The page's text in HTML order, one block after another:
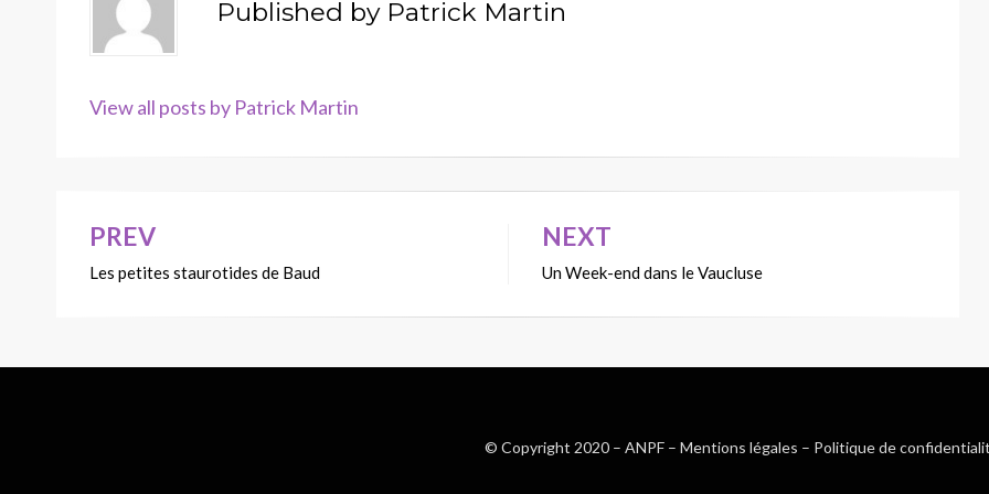
Published by Patrick Martin
View all posts by Patrick Martin
Navigation
de
PREV
Les petites staurotides de Baud
NEXT
Un Week-end dans le Vaucluse
© Copyright 2020 – ANPF– Mentions légales – Politique de